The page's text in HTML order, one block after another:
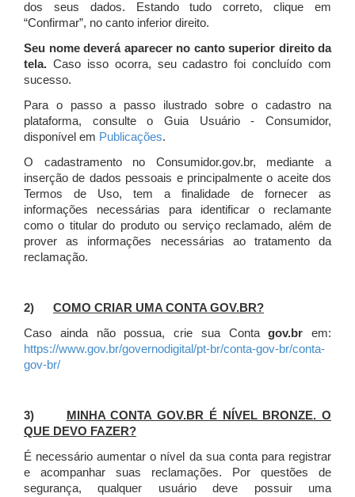
dos seus dados. Estando tudo correto, clique em
“Confirmar”, no canto inferior direito.
Seu nome deverá aparecer no canto superior direito da
tela. Caso isso ocorra, seu cadastro foi concluído com
sucesso.
Para o passo a passo ilustrado sobre o cadastro na
plataforma, consulte o Guia Usuário - Consumidor,
disponível em Publicações.
O cadastramento no Consumidor.gov.br, mediante a
inserção de dados pessoais e principalmente o aceite dos
Termos de Uso, tem a finalidade de fornecer as
informações necessárias para identificar o reclamante
como o titular do produto ou serviço reclamado, além de
prover as informações necessárias ao tratamento da
reclamação.
2) COMO CRIAR UMA CONTA GOV.BR?
Caso ainda não possua, crie sua Contagov.br em:
https://www.gov.br/governodigital/pt-br/conta-gov-br/conta-
gov-br/
3)
MINHA CONTA GOV.BR É NÍVEL BRONZE. O
QUE DEVO FAZER?
É necessário aumentar o nível da sua conta para registrar
e acompanhar suas reclamações. Por questões de
segurança, qualquer usuário deve possuir uma